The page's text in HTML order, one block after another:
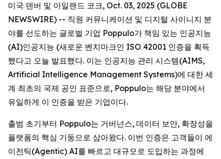
미국 덴버 및 아일랜드 코크, Oct. 03, 2025 (GLOBE
NEWSWIRE) -- 직원 커뮤니케이션 및 디지털 사이니지 분
야를 선도하는 글로벌 기업 Poppulo가 책임 있는 인공지능
(AI)인공지능 (새로운 벤치마크인 ISO 42001 인증을 획득
했다고 오늘 발표했다. 이는 인공지능 관리 시스템(AIMS,
Artificial Intelligence Management Systems)에 대한 세
계 최초의 국제 공인 표준으로, Poppulo는 해당 분야에서
유일하게 이 인증을 받은 기업이다.
출범 초기부터 Poppulo는 거버넌스, 데이터 보안, 확장성을
플랫폼의 핵심 기둥으로 삼아왔다. 이번 인증은 고객들이 에
이전틱(Agentic) AI를 빠르고 대규모로 도입하는 과정에